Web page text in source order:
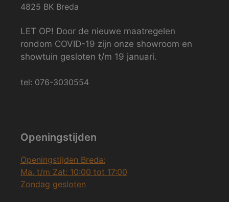
4825 BK Breda
LET OP! Door de nieuwe maatregelen
rondom COVID-19 zijn onze showroom en
showtuin gesloten t/m 19 januari.
tel: 076-3030554
Openingstijden
Openingstijden Breda:
Ma. t/m Zat: 10:00 tot 17:00
Zondag gesloten